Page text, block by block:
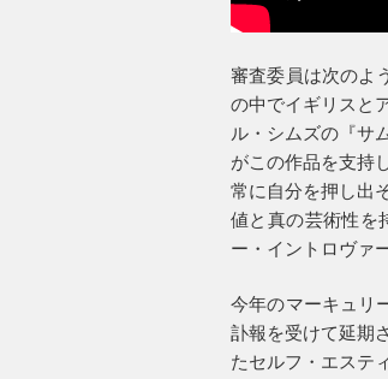
審査委員は次のよ
の中でイギリスと
ル・シムズの『サ
がこの作品を支持
常に自分を押し出
値と真の芸術性を
ー・イントロヴァ
今年のマーキュリ
訃報を受けて延期
たセルフ・エステ